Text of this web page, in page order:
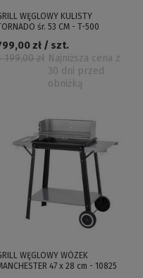
WĘGLOWY KULISTY
śr. 53 CM - T-500
199,00 zł Najniższa cena z
30 dni przed
obniżką
zł / szt.
WĘGLOWY WÓZEK
47 x 28 cm - 10825